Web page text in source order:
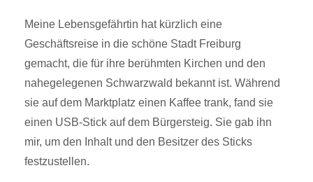
Meine Lebensgefährtin hat kürzlich eine
Geschäftsreise in die schöne Stadt Freiburg
gemacht, die für ihre berühmten Kirchen und den
nahegelegenen Schwarzwald bekannt ist. Während
sie auf dem Marktplatz einen Kaffee trank, fand sie
einen USB-Stick auf dem Bürgersteig. Sie gab ihn
mir, um den Inhalt und den Besitzer des Sticks
festzustellen.